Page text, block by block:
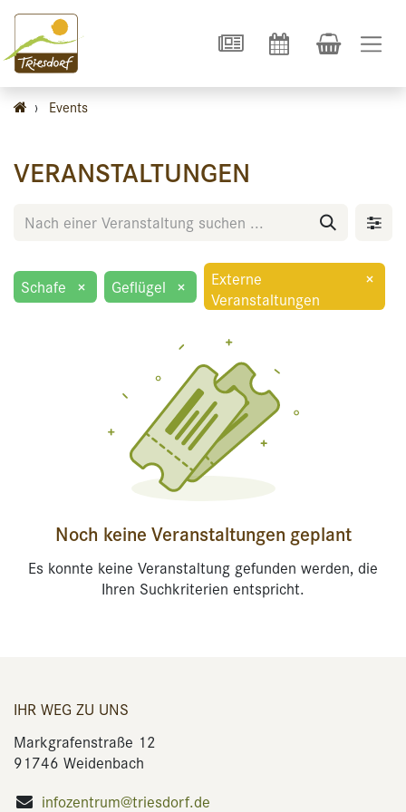
› Events
VERANSTALTUNGEN
Schafe × Geflügel ×
Externe
Veranstaltungen
×
Noch keine Veranstaltungen geplant
Es konnte keine Veranstaltung gefunden werden, die
Ihren Suchkriterien entspricht.
IHR WEG ZU UNS
Markgrafenstraße 12
91746 Weidenbach
infozentrum@triesdorf.de